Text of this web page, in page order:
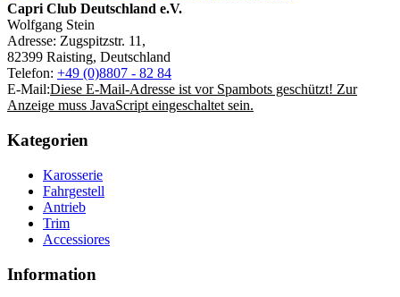
Capri Club Deutschland e.V.
Wolfgang Stein
Adresse: Zugspitzstr. 11,
82399 Raisting, Deutschland
Telefon: +49 (0)8807 - 82 84
E-Mail:Diese E-Mail-Adresse ist vor Spambots geschützt! Zur
Anzeige muss JavaScript eingeschaltet sein.
Kategorien
Karosserie
Fahrgestell
Antrieb
Trim
Accessiores
Information